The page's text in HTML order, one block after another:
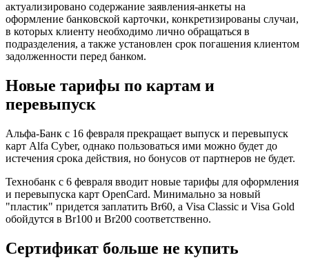
актуализировано содержание заявления-анкеты на
оформление банковской карточки, конкретизированы случаи,
в которых клиенту необходимо лично обращаться в
подразделения, а также установлен срок погашения клиентом
задолженности перед банком.
Новые тарифы по картам и
перевыпуск
Альфа-Банк с 16 февраля прекращает выпуск и перевыпуск
карт Alfa Cyber, однако пользоваться ими можно будет до
истечения срока действия, но бонусов от партнеров не будет.
Технобанк с 6 февраля вводит новые тарифы для оформления
и перевыпуска карт OpenCard. Минимально за новый
"пластик" придется заплатить Br60, а Visa Classic и Visa Gold
обойдутся в Br100 и Br200 соответственно.
Сертификат больше не купить